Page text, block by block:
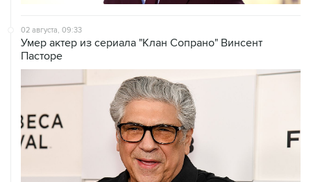
02 августа, 09:33
Умер актер из сериала "Клан Сопрано" Винсент
Пасторе